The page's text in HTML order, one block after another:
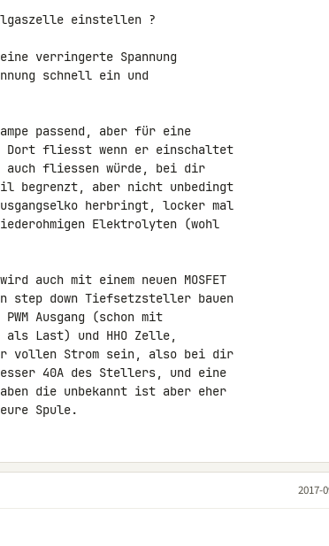
einstellen ?
verringerte Spannung
schnell ein und
passend, aber für eine
fliesst wenn er einschaltet
auch fliessen würde, bei dir
begrenzt, aber nicht unbedingt
herbringt, locker mal
Elektrolyten (wohl
auch mit einem neuen MOSFET
step down Tiefsetzsteller bauen
Ausgang (schon mit
als Last) und HHO Zelle,
vollen Strom sein, also bei dir
40A des Stellers, und eine
die unbekannt ist aber eher
Spule.
2017-